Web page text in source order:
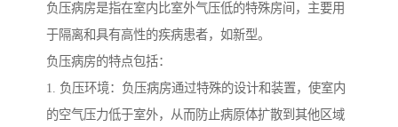
负压病房是指在室内比室外气压低的特殊房间，主要用
于隔离和具有高性的疾病患者，如新型。
负压病房的特点包括：
1. 负压环境：负压病房通过特殊的设计和装置，使室内
的空气压力低于室外，从而防止病原体扩散到其他区域